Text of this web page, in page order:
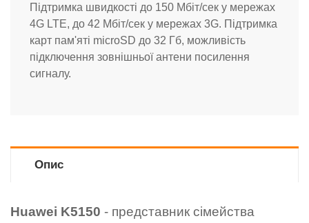
Підтримка швидкості до 150 Мбіт/сек у мережах
4G LTE, до 42 Мбіт/сек у мережах 3G. Підтримка
карт пам'яті microSD до 32 Гб, можливість
підключення зовнішньої антени посилення
сигналу.
Опис
Huawei K5150 - представник сімейства